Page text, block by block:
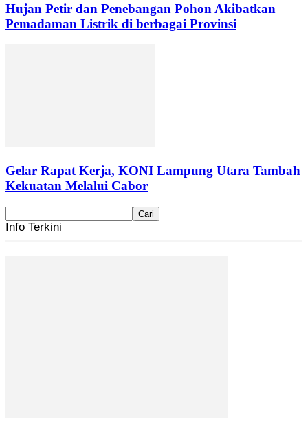
Hujan Petir dan Penebangan Pohon Akibatkan
Pemadaman Listrik di berbagai Provinsi
Gelar Rapat Kerja, KONI Lampung Utara Tambah
Kekuatan Melalui Cabor
Info Terkini